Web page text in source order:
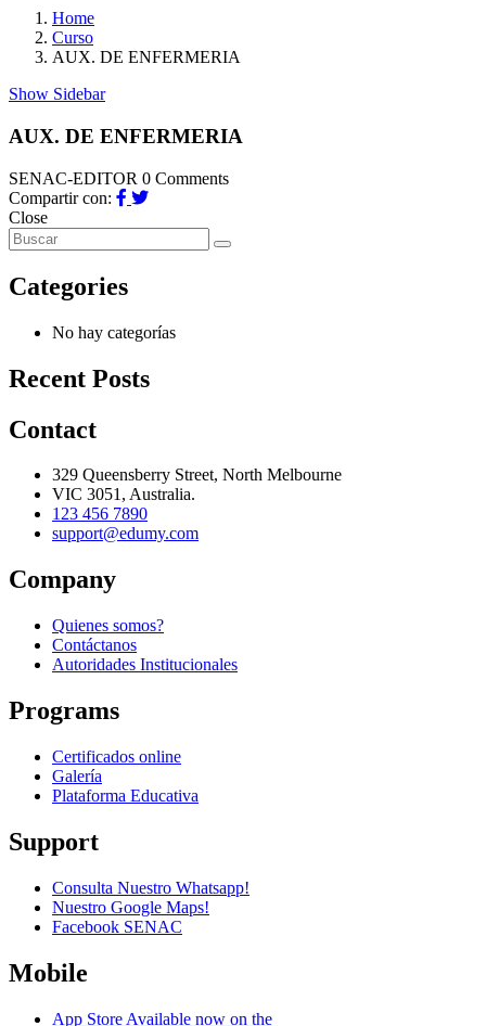
Home
Curso
AUX. DE ENFERMERIA
Show Sidebar
AUX. DE ENFERMERIA
SENAC-EDITOR 0 Comments
Compartir con:
Close
Categories
No hay categorías
Recent Posts
Contact
329 Queensberry Street, North Melbourne
VIC 3051, Australia.
123 456 7890
support@edumy.com
Company
Quienes somos?
Contáctanos
Autoridades Institucionales
Programs
Certificados online
Galería
Plataforma Educativa
Support
Consulta Nuestro Whatsapp!
Nuestro Google Maps!
Facebook SENAC
Mobile
App Store Available now on the